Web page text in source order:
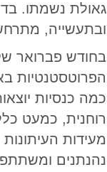
גאולת נשמתו.
ובתעשייה,
בחודש פברואר
הפרוטסטנטיות
כמה כנסיות
רוחנית, כמעט
מעידות
נהנתנים